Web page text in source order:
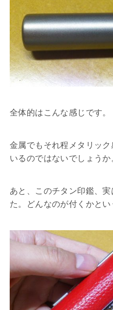
全体的はこんな感じです。
金属でもそれ程メタリッ
いるのではないでしょうか
あと、このチタン印鑑、
た。どんなのが付くかと